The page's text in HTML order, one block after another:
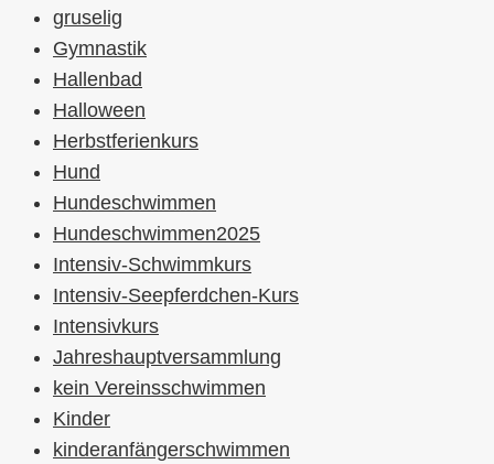
gruselig
Gymnastik
Hallenbad
Halloween
Herbstferienkurs
Hund
Hundeschwimmen
Hundeschwimmen2025
Intensiv-Schwimmkurs
Intensiv-Seepferdchen-Kurs
Intensivkurs
Jahreshauptversammlung
kein Vereinsschwimmen
Kinder
kinderanfängerschwimmen